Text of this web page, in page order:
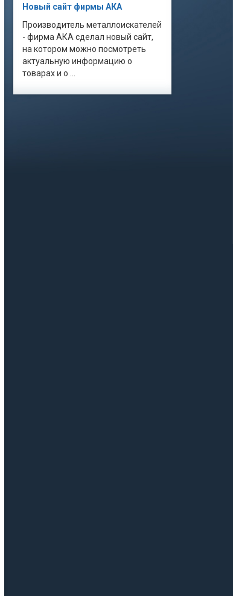
Новый сайт фирмы АКА
Производитель металлоискателей
- фирма АКА сделал новый сайт,
на котором можно посмотреть
актуальную информацию о
товарах и о ...